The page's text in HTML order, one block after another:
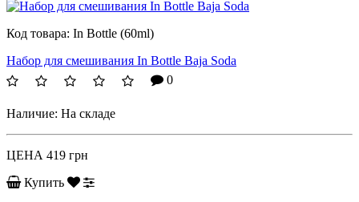
Код товара: In Bottle (60ml)
Набор для смешивания In Bottle Baja Soda
0
Наличие: На складе
ЦЕНА 419 грн
Купить